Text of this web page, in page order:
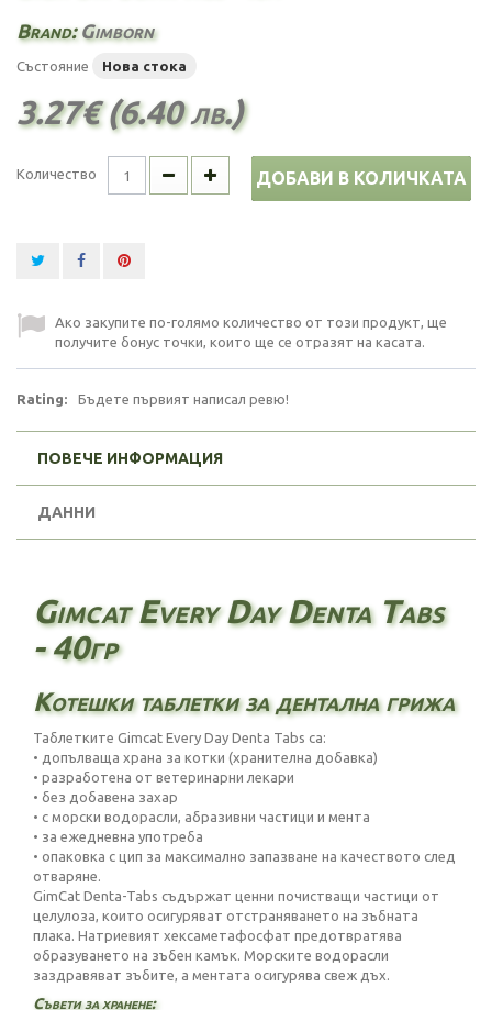
Brand:Gimborn
Състояние Нова стока
3.27€ (6.40 лв.)
Количество ДОБАВИ В КОЛИЧКАТА
Ако закупите по-голямо количество от този продукт, ще
получите бонус точки, които ще се отразят на касата.
Rating: Бъдете първият написал ревю!
ПОВЕЧЕ ИНФОРМАЦИЯ
ДАННИ
Gimcat Every Day Denta Tabs
- 40гр
Котешки таблетки за дентална грижа
Таблетките Gimcat Every Day Denta Tabs са:
• допълваща храна за котки (хранителна добавка)
• разработена от ветеринарни лекари
• без добавена захар
• с морски водорасли, абразивни частици и мента
• за ежедневна употреба
• опаковка с цип за максимално запазване на качеството след
отваряне.
GimCat Denta-Tabs съдържат ценни почистващи частици от
целулоза, които осигуряват отстраняването на зъбната
плака. Натриевият хексаметафосфат предотвратява
образуването на зъбен камък. Морските водорасли
заздравяват зъбите, а ментата осигурява свеж дъх.
Съвети за хранене: